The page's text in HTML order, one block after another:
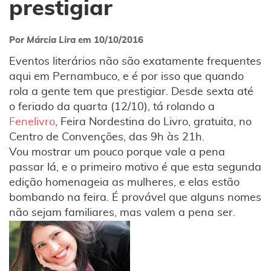
prestigiar
Por Márcia Lira em 10/10/2016
Eventos literários não são exatamente frequentes
aqui em Pernambuco, e é por isso que quando
rola a gente tem que prestigiar. Desde sexta até
o feriado da quarta (12/10), tá rolando a
Fenelivro, Feira Nordestina do Livro, gratuita, no
Centro de Convenções, das 9h às 21h.
Vou mostrar um pouco porque vale a pena
passar lá, e o primeiro motivo é que esta segunda
edição homenageia as mulheres, e elas estão
bombando na feira. É provável que alguns nomes
não sejam familiares, mas valem a pena ser.